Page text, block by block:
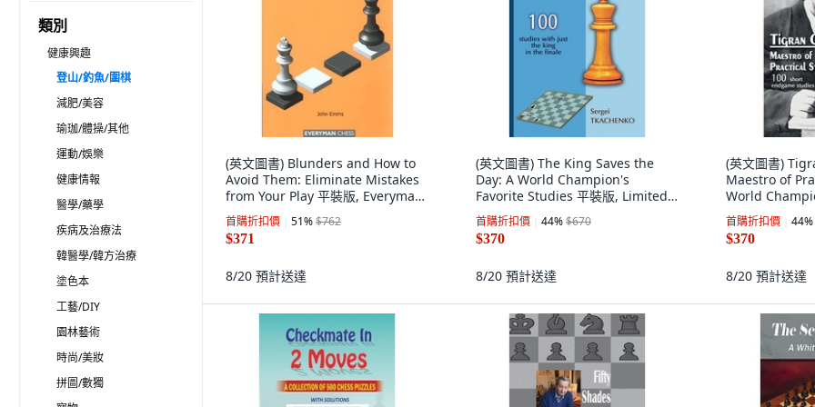
類別
健康興趣
登山/釣魚/圍棋
減肥/美容
瑜珈/體操/其他
運動/娛樂
健康情報
醫學/藥學
疾病及治療法
韓醫學/韓方治療
塗色本
工藝/DIY
園林藝術
時尚/美妝
拼圖/數獨
(英文圖書) Blunders and How to
Avoid Them: Eliminate Mistakes
from Your Play 平裝版, Everyman
Chess, 英文
首購折扣價 51%$762
$371
8/20 預計送達
(英文圖書) The King Saves the
Day: A World Champion's
Favorite Studies 平裝版, Limited
Liability Company E..., 英文
首購折扣價 44%$670
$370
8/20 預計送達
(英文圖書)
Maestro of
World
Composers
Liability
首購折扣價 44%
$370
8/20 預計送達